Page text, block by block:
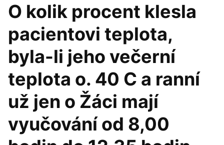
O kolik procent klesla
pacientovi teplota,
byla-li jeho večerní
teplota o. 40 C a ranní
už jen o Žáci mají
vyučování od 8,00